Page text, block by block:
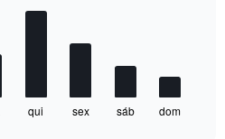
qui sex sáb dom